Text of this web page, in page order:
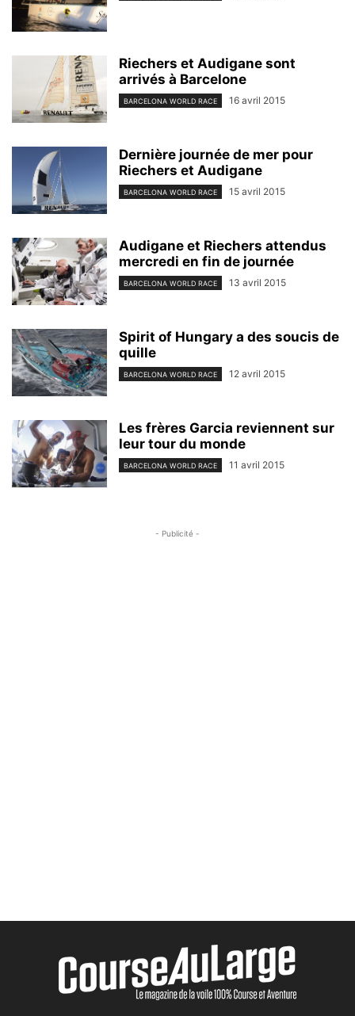
Riechers et Audigane sont
arrivés à Barcelone
BARCELONA WORLD RACE 16 avril 2015
Dernière journée de mer pour
Riechers et Audigane
BARCELONA WORLD RACE 15 avril 2015
Audigane et Riechers attendus
mercredi en fin de journée
BARCELONA WORLD RACE 13 avril 2015
Spirit of Hungary a des soucis de
quille
BARCELONA WORLD RACE 12 avril 2015
Les frères Garcia reviennent sur
leur tour du monde
BARCELONA WORLD RACE 11 avril 2015
- Publicité -